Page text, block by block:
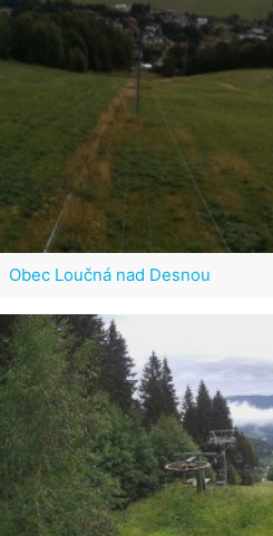
Obec Loučná nad Desnou